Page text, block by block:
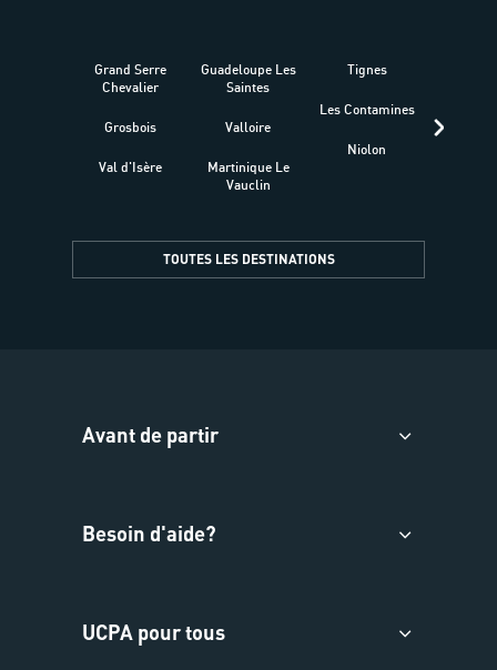
Grand Serre
Chevalier
Grosbois
Val d'Isère
Guadeloupe Les
Saintes
Valloire
Martinique Le
Vauclin
Tignes
Les Contamines
Niolon
TOUTES LES DESTINATIONS
Avant de partir
Besoin d'aide?
UCPA pour tous